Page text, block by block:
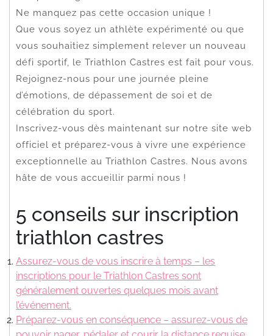
Ne manquez pas cette occasion unique !
Que vous soyez un athlète expérimenté ou que
vous souhaitiez simplement relever un nouveau
défi sportif, le Triathlon Castres est fait pour vous.
Rejoignez-nous pour une journée pleine
d’émotions, de dépassement de soi et de
célébration du sport.
Inscrivez-vous dès maintenant sur notre site web
officiel et préparez-vous à vivre une expérience
exceptionnelle au Triathlon Castres. Nous avons
hâte de vous accueillir parmi nous !
5 conseils sur inscription
triathlon castres
Assurez-vous de vous inscrire à temps – les
inscriptions pour le Triathlon Castres sont
généralement ouvertes quelques mois avant
l’événement.
Préparez-vous en conséquence – assurez-vous de